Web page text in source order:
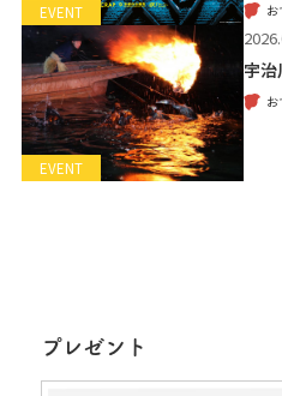
EVENT お
EVENT
宇
お
プレゼント